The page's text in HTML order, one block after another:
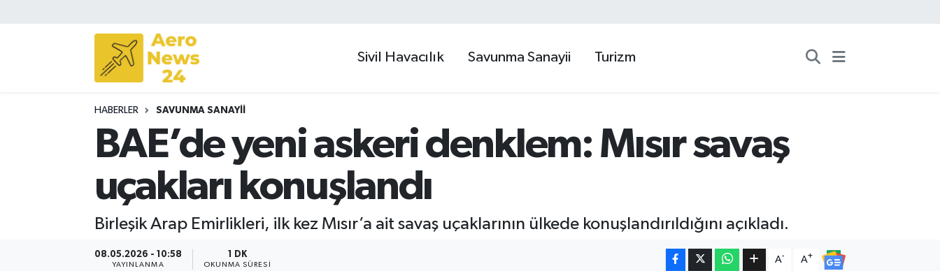
Sivil Havacılık Savunma Sanayii Turizm
HABERLER SAVUNMA SANAYII
BAE’de yeni askeri denklem: Mısır savaş
uçakları konuşlandı
Birleşik Arap Emirlikleri, ilk kez Mısır’a ait savaş uçaklarının ülkede konuşlandırıldığını açıkladı.
08.05.2026 - 10:58
YAYINLANMA
1 DK
OKUNMA SÜRESI
A- A+
Sivil Havacılık